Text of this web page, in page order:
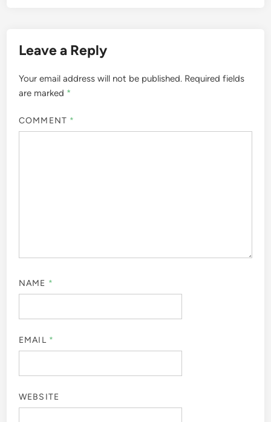
Leave a Reply
Your email address will not be published. Required fields
are marked *
COMMENT *
NAME *
EMAIL *
WEBSITE